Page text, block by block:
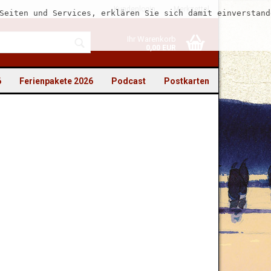
Kundenlogin Merkzettel
Ihr Warenkorb
0,00 EUR
und Services, erklären Sie sich damit
Postkarten
Podcast
Ferienpakete 2026